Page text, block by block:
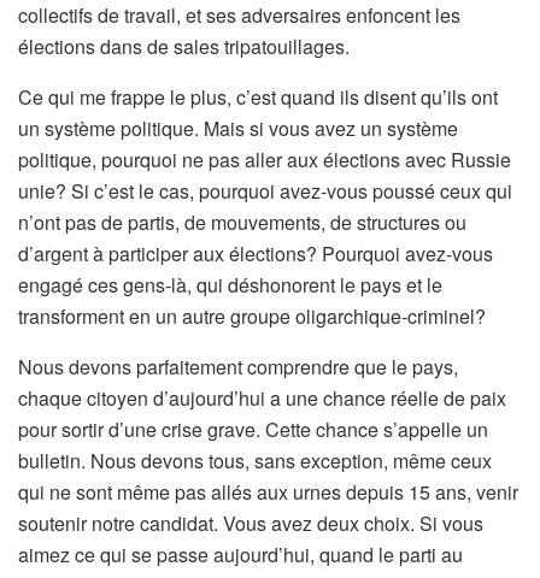
collectifs de travail, et ses adversaires enfoncent les
élections dans de sales tripatouillages.
Ce qui me frappe le plus, c’est quand ils disent qu’ils ont
un système politique. Mais si vous avez un système
politique, pourquoi ne pas aller aux élections avec Russie
unie? Si c’est le cas, pourquoi avez-vous poussé ceux qui
n’ont pas de partis, de mouvements, de structures ou
d’argent à participer aux élections? Pourquoi avez-vous
engagé ces gens-là, qui déshonorent le pays et le
transforment en un autre groupe oligarchique-criminel?
Nous devons parfaitement comprendre que le pays,
chaque citoyen d’aujourd’hui a une chance réelle de paix
pour sortir d’une crise grave. Cette chance s’appelle un
bulletin. Nous devons tous, sans exception, même ceux
qui ne sont même pas allés aux urnes depuis 15 ans, venir
soutenir notre candidat. Vous avez deux choix. Si vous
aimez ce qui se passe aujourd’hui, quand le parti au